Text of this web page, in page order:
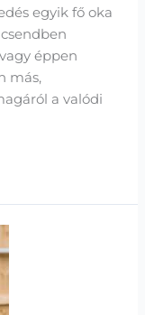
egyik fő oka
éppen
más,
a valódi